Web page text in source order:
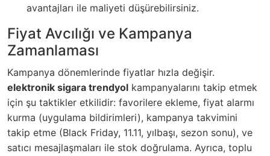
avantajları ile maliyeti düşürebilirsiniz.
Fiyat Avcılığı ve Kampanya
Zamanlaması
Kampanya dönemlerinde fiyatlar hızla değişir.
elektronik sigara trendyol kampanyalarını takip etmek
için şu taktikler etkilidir: favorilere ekleme, fiyat alarmı
kurma (uygulama bildirimleri), kampanya takvimini
takip etme (Black Friday, 11.11, yılbaşı, sezon sonu), ve
satıcı mesajlaşmaları ile stok doğrulama. Ayrıca, toplu